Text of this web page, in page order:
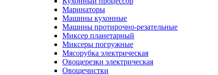
Маринаторы
Машины кухонные
Машины протирочно-резательные
Миксер планетарный
Миксеры погружные
Мясорубка электрическая
Овощерезки электрическая
Овощечистки